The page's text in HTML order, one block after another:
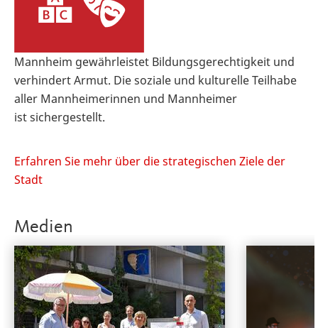
Mannheim gewährleistet Bildungsgerechtigkeit und
verhindert Armut. Die soziale und kulturelle Teilhabe
aller Mannheimerinnen und Mannheimer
ist sichergestellt.
Erfahren Sie mehr über die strategischen Ziele der
Stadt
Medien